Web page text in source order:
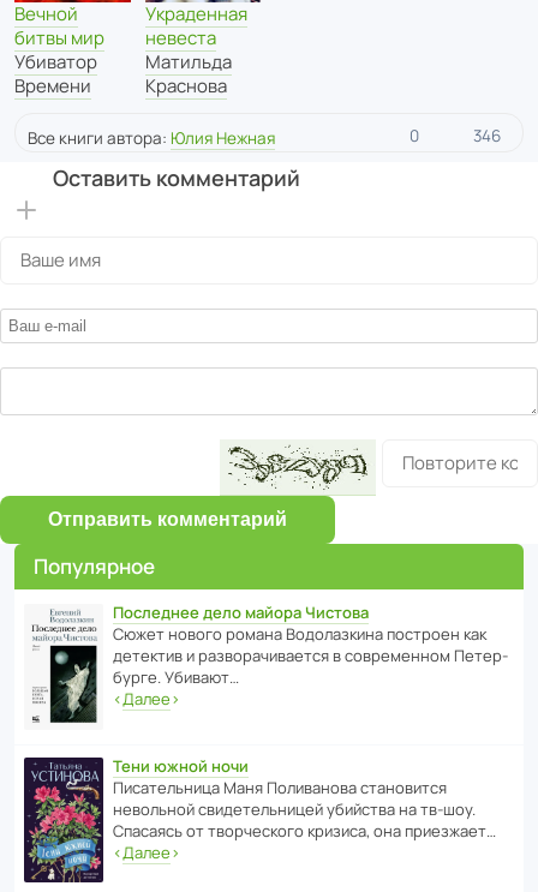
Вечной
битвы мир
Убиватор
Времени
Украденная
невеста
Матильда
Краснова
Все книги автора: Юлия Нежная 0 346
Оставить комментарий
Отправить комментарий
Популярное
Последнее дело майора Чистова
Сюжет нового романа Водо­ла­з­кина пост­роен как
дете­ктив и разво­ра­чи­ва­ется в совре­менном Пете­р­
бурге. Убивают…
‹Далее›
Тени южной ночи
Писа­тель­ница Маня Поли­ва­нова стано­вится
невольной свиде­тель­ницей убийства на тв-шоу.
Спасаясь от твор­че­с­кого кризиса, она приезжает…
‹Далее›